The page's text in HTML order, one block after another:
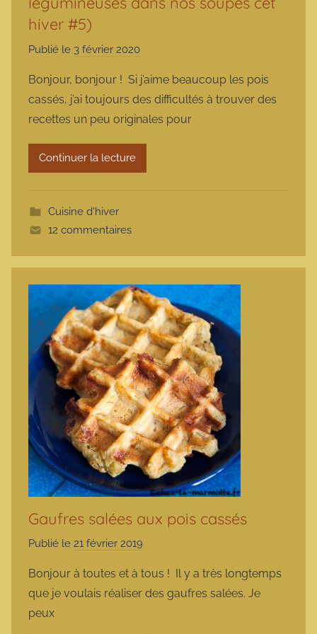
hiver #5)
Publié le 3 février 2020
r
m
a
r
Bonjour, bonjour ! Si j’aime beaucoup les pois
cassés, j’ai toujours des difficultés à trouver des
recettes un peu originales pour
Continuer la lecture
Cuisine d'hiver
12 commentaires
Gaufres salées aux pois cassés
Publié le 21 février 2019
r
m
Bonjour à toutes et à tous ! Il y a très longtemps
que je voulais réaliser des gaufres salées. Je
peux